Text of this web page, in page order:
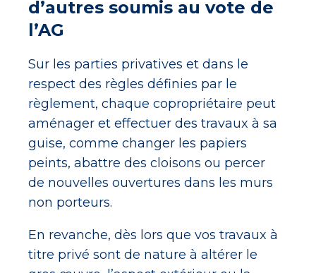
d’autres soumis au vote de
l’AG
Sur les parties privatives et dans le
respect des règles définies par le
règlement, chaque copropriétaire peut
aménager et effectuer des travaux à sa
guise, comme changer les papiers
peints, abattre des cloisons ou percer
de nouvelles ouvertures dans les murs
non porteurs.
En revanche, dès lors que vos travaux à
titre privé sont de nature à altérer le